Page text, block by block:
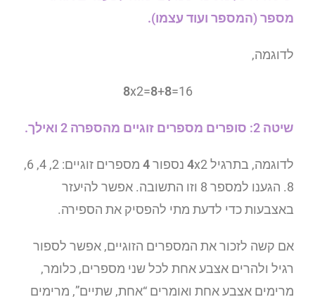
מספר (המספר ועוד עצמו).
לדוגמה,
8x2=8+8=16
שיטה 2: סופרים מספרים זוגיים מהספרה 2 ואילך.
לדוגמה, בתרגיל 4x2 נספור 4
מספרים זוגיים: 2, 4, 6,
8. הגענו למספר 8 וזו התשובה. אפשר להיעזר
באצבעות כדי לדעת מתי להפסיק את הספירה.
אם קשה לזכור את המספרים הזוגיים, אפשר לספור
רגיל ולהרים אצבע אחת לכל שני מספרים, כלומר,
מרימים אצבע אחת ואומרים “אחת, שתיים”, מרימים